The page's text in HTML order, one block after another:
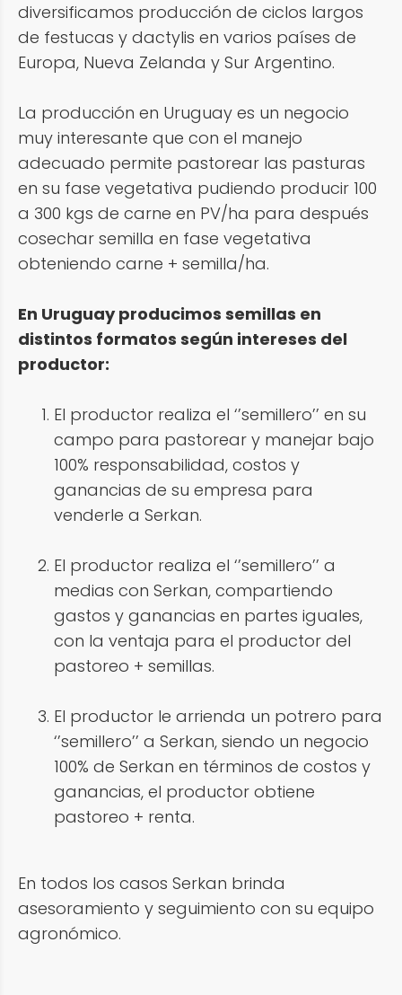
diversificamos producción de ciclos largos
de festucas y dactylis en varios países de
Europa, Nueva Zelanda y Sur Argentino.
La producción en Uruguay es un negocio
muy interesante que con el manejo
adecuado permite pastorear las pasturas
en su fase vegetativa pudiendo producir 100
a 300 kgs de carne en PV/ha para después
cosechar semilla en fase vegetativa
obteniendo carne + semilla/ha.
En Uruguay producimos semillas en
distintos formatos según intereses del
productor:
El productor realiza el ‘’semillero’’ en su
campo para pastorear y manejar bajo
100% responsabilidad, costos y
ganancias de su empresa para
venderle a Serkan.
El productor realiza el ‘’semillero’’ a
medias con Serkan, compartiendo
gastos y ganancias en partes iguales,
con la ventaja para el productor del
pastoreo + semillas.
El productor le arrienda un potrero para
‘’semillero’’ a Serkan, siendo un negocio
100% de Serkan en términos de costos y
ganancias, el productor obtiene
pastoreo + renta.
En todos los casos Serkan brinda
asesoramiento y seguimiento con su equipo
agronómico.